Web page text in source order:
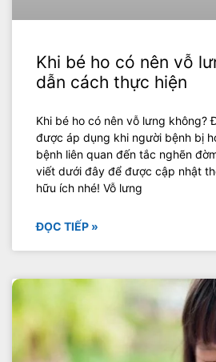
Khi bé ho có nên vỗ
dẫn cách thực hiện
Khi bé ho có nên vỗ lưng không?
được áp dụng khi người bệnh bị
bệnh liên quan đến tắc nghẽn
viết dưới đây để được cập nhật
hữu ích nhé! Vỗ lưng
ĐỌC TIẾP »